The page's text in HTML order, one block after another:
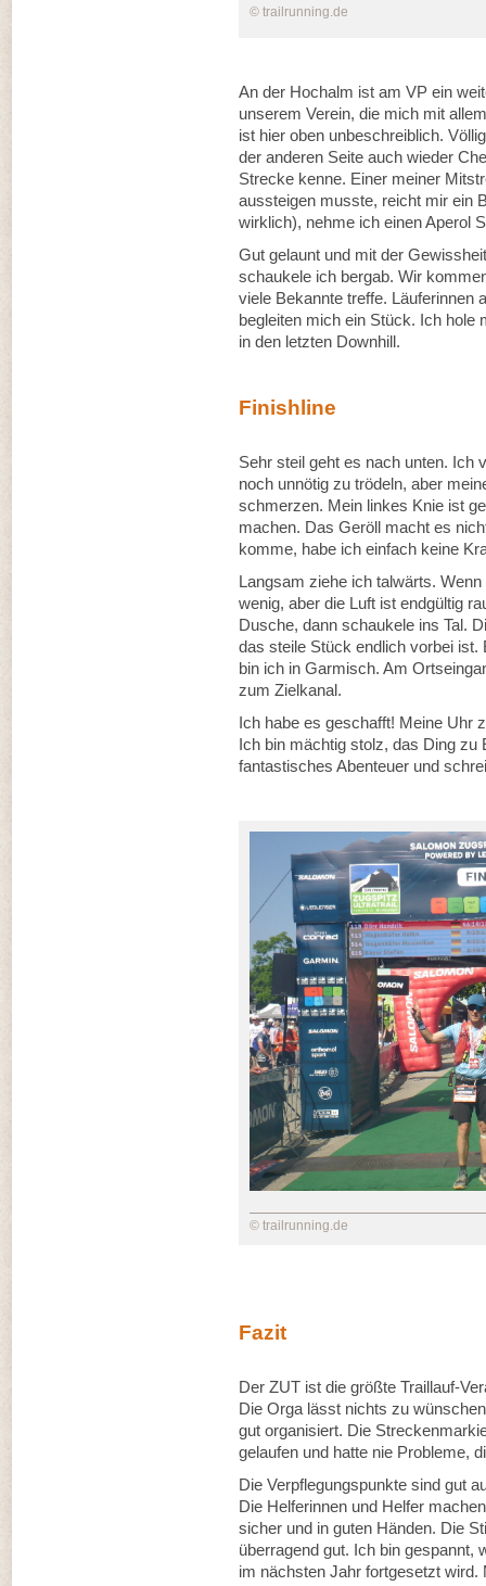
© trailrunning.de
An der Hochalm ist am VP ein
unserem Verein, die mich mit
ist hier oben unbeschreiblich.
der anderen Seite auch wieder
Strecke kenne. Einer meiner
aussteigen musste, reicht mir ein
wirklich), nehme ich einen Aperol
Gut gelaunt und mit der
schaukele ich bergab. Wir
viele Bekannte treffe. Läuferinnen
begleiten mich ein Stück. Ich hole
in den letzten Downhill.
Finishline
Sehr steil geht es nach unten. Ich
noch unnötig zu trödeln, aber
schmerzen. Mein linkes Knie ist
machen. Das Geröll macht es
komme, habe ich einfach keine
Langsam ziehe ich talwärts.
wenig, aber die Luft ist endgültig
Dusche, dann schaukele ins Tal.
das steile Stück endlich vorbei
bin ich in Garmisch. Am
zum Zielkanal.
Ich habe es geschafft! Meine Uhr
Ich bin mächtig stolz, das Ding zu
fantastisches Abenteuer und
© trailrunning.de
Fazit
Der ZUT ist die größte Traillauf-
Die Orga lässt nichts zu
gut organisiert. Die
gelaufen und hatte nie Probleme,
Die Verpflegungspunkte sind gut
Die Helferinnen und Helfer
sicher und in guten Händen. Die
überragend gut. Ich bin gespannt,
im nächsten Jahr fortgesetzt wird.